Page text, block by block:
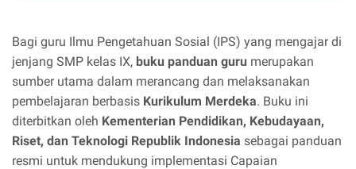
Bagi guru Ilmu Pengetahuan Sosial (IPS) yang mengajar di
jenjang SMP kelas IX, buku panduan guru merupakan
sumber utama dalam merancang dan melaksanakan
pembelajaran berbasis Kurikulum Merdeka. Buku ini
diterbitkan oleh Kementerian Pendidikan, Kebudayaan,
Riset, dan Teknologi Republik Indonesia sebagai panduan
resmi untuk mendukung implementasi Capaian